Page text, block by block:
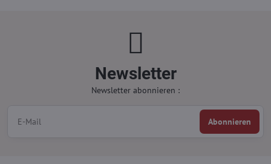
Newsletter
Newsletter abonnieren :
Abonnieren